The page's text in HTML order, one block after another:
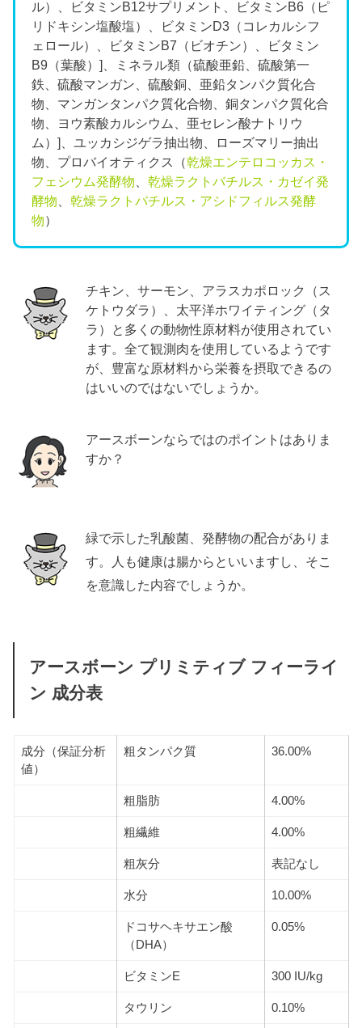
ル）、ビタミンB12サプリメント、ビタミンB6（ピ
リドキシン塩酸塩）、ビタミンD3（コレカルシフ
ェロール）、ビタミンB7（ビオチン）、ビタミン
B9（葉酸）]、ミネラル類（硫酸亜鉛、硫酸第一
鉄、硫酸マンガン、硫酸銅、亜鉛タンパク質化合
物、マンガンタンパク質化合物、銅タンパク質化合
物、ヨウ素酸カルシウム、亜セレン酸ナトリウ
ム）]、ユッカシジゲラ抽出物、ローズマリー抽出
物、プロバイオティクス（乾燥エンテロコッカス・
フェシウム発酵物 、乾燥ラクトバチルス・カゼイ発
酵物 、乾燥ラクトバチルス・アシドフィルス発酵
物）
チキン、サーモン、アラスカポロック（ス
ケトウダラ）、太平洋ホワイティング（タ
ラ）と多くの動物性原材料が使用されてい
ます。全て観測肉を使用しているようです
が、豊富な原材料から栄養を摂取できるの
はいいのではないでしょうか。
アースボーンならではのポイントはありま
すか？
緑で示した乳酸菌、発酵物の配合がありま
す。人も健康は腸からといいますし、そこ
を意識した内容でしょうか。
アースボーン プリミティブ フィーライ
ン 成分表
成分（保証分析
値）
粗タンパク質 36.00%
粗脂肪 4.00%
粗繊維 4.00%
粗灰分 表記なし
水分 10.00%
ドコサヘキサエン酸
（DHA）
0.05%
ビタミンE 300 IU/kg
タウリン 0.10%